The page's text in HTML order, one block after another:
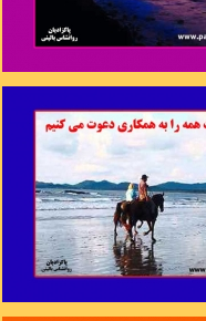
ترند تا برای مشورت ،
ترند تا امور روزمره »
بیکن
گله هاست